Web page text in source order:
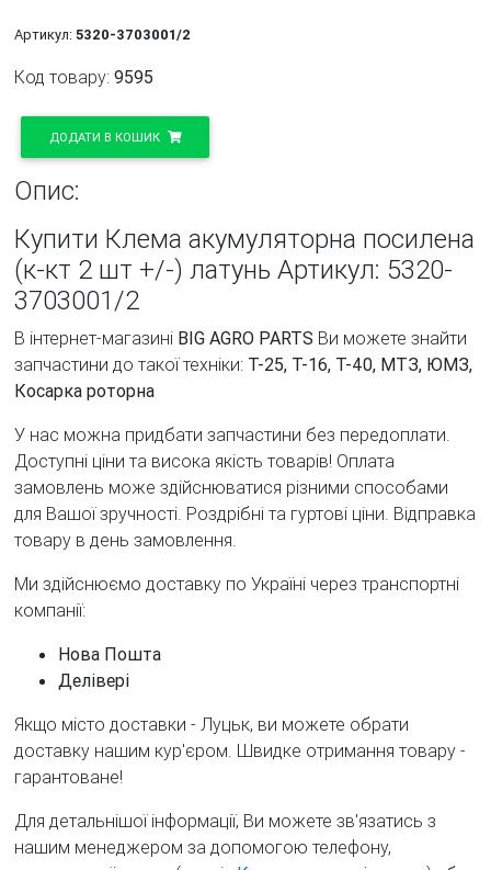
Артикул:5320-3703001/2
Код товару: 9595
ДОДАТИ В КОШИК
Опис:
Купити Клема акумуляторна посилена
(к-кт 2 шт +/-) латунь Артикул: 5320-
3703001/2
В інтернет-магазині BIG AGRO PARTS Ви можете знайти
запчастини до такої техніки: Т-25, Т-16, Т-40, МТЗ, ЮМЗ,
Косарка роторна
У нас можна придбати запчастини без передоплати.
Доступні ціни та висока якість товарів! Оплата
замовлень може здійснюватися різними способами
для Вашої зручності. Роздрібні та гуртові ціни. Відправка
товару в день замовлення.
Ми здійснюємо доставку по Україні через транспортні
компанії:
Нова Пошта
Делівері
Якщо місто доставки - Луцьк, ви можете обрати
доставку нашим кур'єром. Швидке отримання товару -
гарантоване!
Для детальнішої інформації, Ви можете зв'язатись з
нашим менеджером за допомогою телефону,